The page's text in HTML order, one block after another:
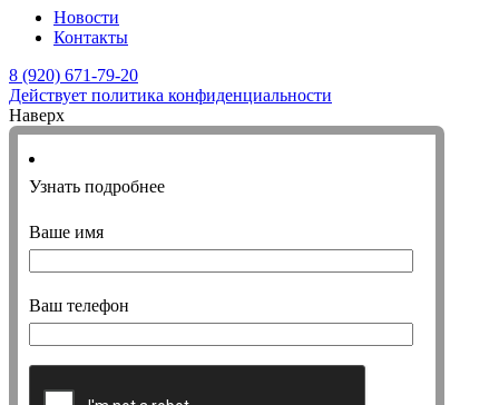
Новости
Контакты
8 (920) 671-79-20
Действует политика конфиденциальности
Наверх
Узнать подробнее
Ваше имя
Ваш телефон